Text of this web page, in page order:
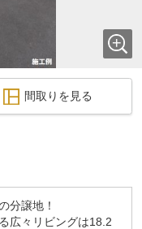
間取りを見る
分譲地！
広々リビングは18.2